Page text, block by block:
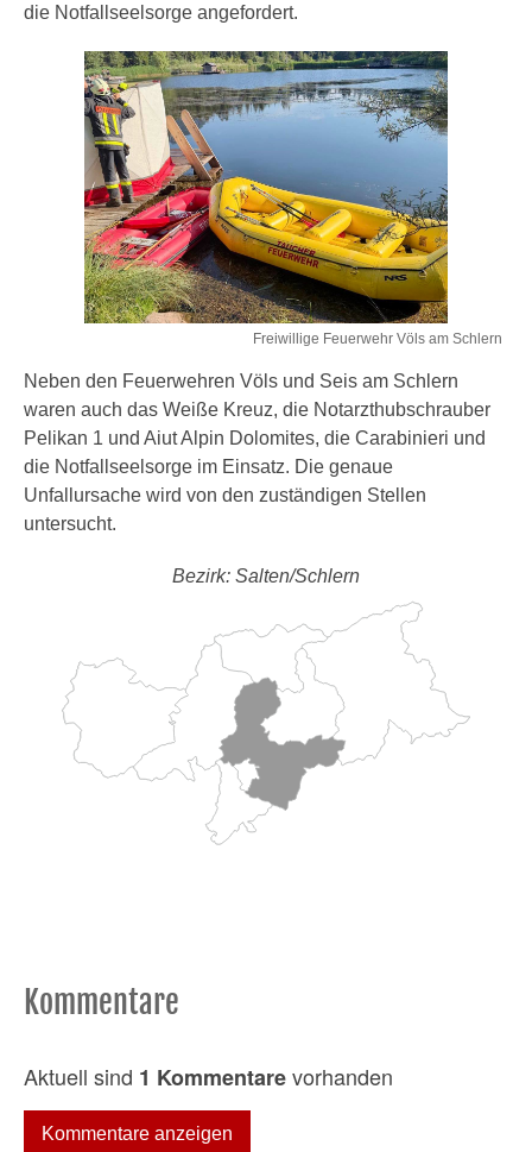
die Notfallseelsorge angefordert.
Freiwillige Feuerwehr Völs am Schlern
Neben den Feuerwehren Völs und Seis am Schlern
waren auch das Weiße Kreuz, die Notarzthubschrauber
Pelikan 1 und Aiut Alpin Dolomites, die Carabinieri und
die Notfallseelsorge im Einsatz. Die genaue
Unfallursache wird von den zuständigen Stellen
untersucht.
Bezirk: Salten/Schlern
Kommentare
Aktuell sind 1 Kommentarevorhanden
Kommentare anzeigen